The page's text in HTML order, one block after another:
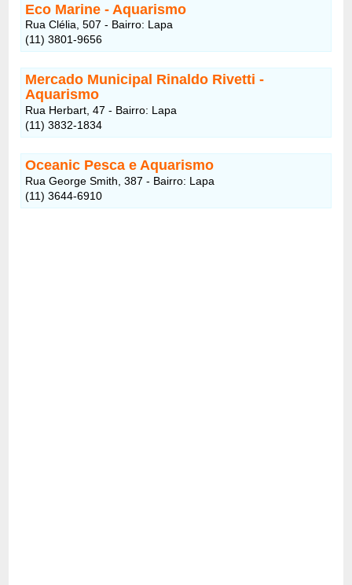
Eco Marine - Aquarismo
Rua Clélia, 507 - Bairro: Lapa
(11) 3801-9656
Mercado Municipal Rinaldo Rivetti -
Aquarismo
Rua Herbart, 47 - Bairro: Lapa
(11) 3832-1834
Oceanic Pesca e Aquarismo
Rua George Smith, 387 - Bairro: Lapa
(11) 3644-6910